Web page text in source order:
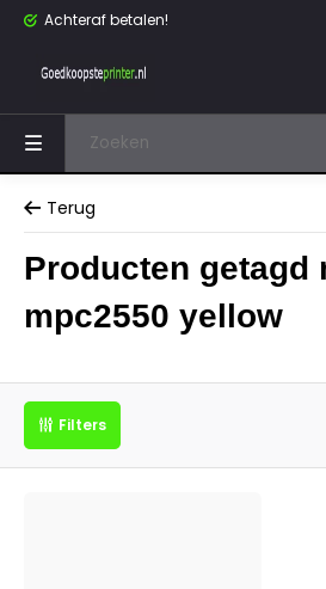
Achteraf betalen!
Terug
Producten getagd
mpc2550 yellow
Filters